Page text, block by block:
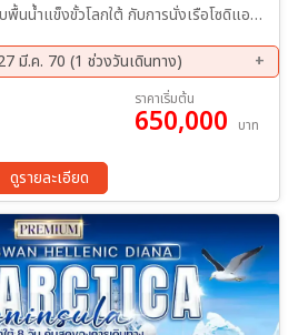
นน้ำแข็งขั้วโลกใต้ กับการนั่งเรือโซดิแอก
มี.ค. 70 (1 ช่วงวันเดินทาง)
ราคาเริ่มต้น
650,000 บาท
ดูรายละเอียด